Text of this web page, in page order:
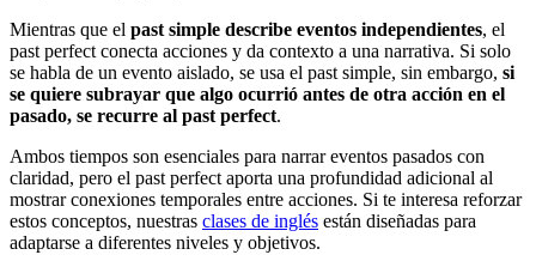
Mientras que el past simple describe eventos independientes, el
past perfect conecta acciones y da contexto a una narrativa. Si solo
se habla de un evento aislado, se usa el past simple, sin embargo, si
se quiere subrayar que algo ocurrió antes de otra acción en el
pasado, se recurre al past perfect.
Ambos tiempos son esenciales para narrar eventos pasados con
claridad, pero el past perfect aporta una profundidad adicional al
mostrar conexiones temporales entre acciones. Si te interesa reforzar
estos conceptos, nuestras clases de inglés están diseñadas para
adaptarse a diferentes niveles y objetivos.